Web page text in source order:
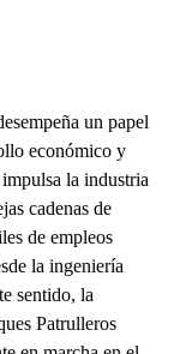
un papel
económico y
la industria
cadenas de
de empleos
la ingeniería
sentido, la
Patrulleros